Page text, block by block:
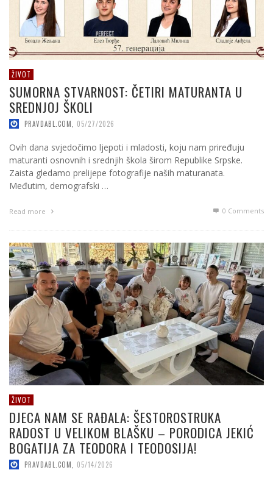
ŽIVOT
SUMORNA STVARNOST: ČETIRI MATURANTA U
SREDNJOJ ŠKOLI
PRAVDABL.COM 05/27/2026
Ovih dana svjedočimo ljepoti i mladosti, koju nam priređuju
maturanti osnovnih i srednjih škola širom Republike Srpske.
Zaista gledamo prelijepe fotografije naših maturanata.
Međutim, demografski …
Read more 0 Comments
ŽIVOT
DJECA NAM SE RAĐALA: ŠESTOROSTRUKA
RADOST U VELIKOM BLAŠKU – PORODICA JEKIĆ
BOGATIJA ZA TEODORA I TEODOSIJA!
PRAVDABL.COM 05/14/2026